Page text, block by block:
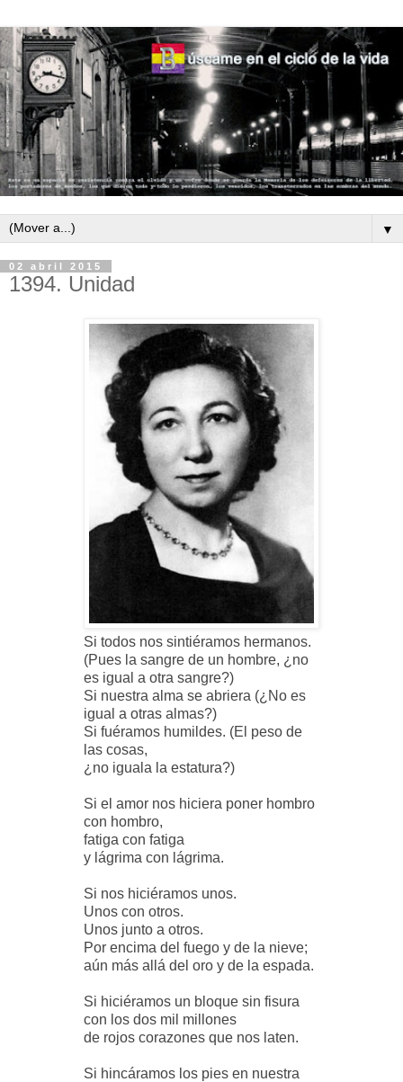
▼
02 abril 2015
1394. Unidad
Si todos nos sintiéramos hermanos.
(Pues la sangre de un hombre, ¿no
es igual a otra sangre?)
Si nuestra alma se abriera (¿No es
igual a otras almas?)
Si fuéramos humildes. (El peso de
las cosas,
¿no iguala la estatura?)
Si el amor nos hiciera poner hombro
con hombro,
fatiga con fatiga
y lágrima con lágrima.
Si nos hiciéramos unos.
Unos con otros.
Unos junto a otros.
Por encima del fuego y de la nieve;
aún más allá del oro y de la espada.
Si hiciéramos un bloque sin fisura
con los dos mil millones
de rojos corazones que nos laten.
Si hincáramos los pies en nuestra